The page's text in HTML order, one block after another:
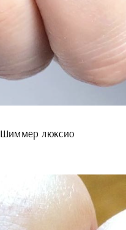
Шиммер люксио